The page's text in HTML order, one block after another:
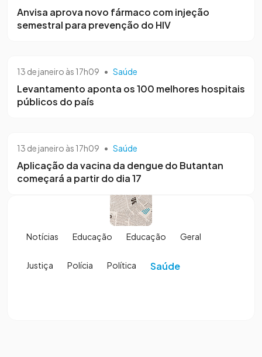
Anvisa aprova novo fármaco com injeção
semestral para prevenção do HIV
13 de janeiro às 17h09 • Saúde
Levantamento aponta os 100 melhores hospitais
públicos do país
13 de janeiro às 17h09 • Saúde
Aplicação da vacina da dengue do Butantan
começará a partir do dia 17
Notícias Educação Educação Geral
Justiça Polícia Política Saúde